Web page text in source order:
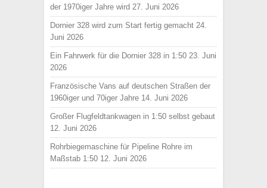
der 1970iger Jahre wird 27. Juni 2026
Dornier 328 wird zum Start fertig gemacht 24.
Juni 2026
Ein Fahrwerk für die Dornier 328 in 1:50 23. Juni
2026
Französische Vans auf deutschen Straßen der
1960iger und 70iger Jahre 14. Juni 2026
Großer Flugfeldtankwagen in 1:50 selbst gebaut
12. Juni 2026
Rohrbiegemaschine für Pipeline Rohre im
Maßstab 1:50 12. Juni 2026